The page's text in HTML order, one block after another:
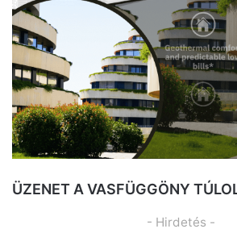
ÜZENET A VASFÜGGÖNY
- Hirdetés -